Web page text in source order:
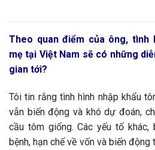
Theo quan điểm của ông, tình
mẹ tại Việt Nam sẽ có những
gian tới?
Tôi tin rằng tình hình nhập khẩu
vẫn biến động và khó dự đoán,
cầu tôm giống. Các yếu tố khác,
bệnh, hạn chế về vốn và biến